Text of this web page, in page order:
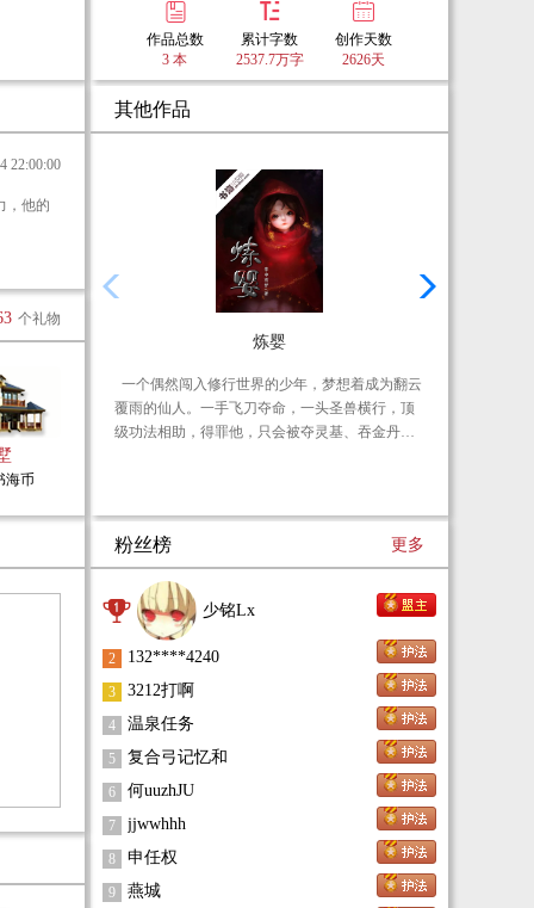
22:00:00
个礼物
海币
作品总数
3 本
累计字数
2537.7万字
创作天数
2626天
其他作品
炼婴
一个偶然闯入修行世界的少年，梦想着成为翻云
覆雨的仙人。一手飞刀夺命，一头圣兽横行，顶
级功法相助，得罪他，只会被夺灵基、吞金丹、
粉丝榜 更多
少铭Lx
2 132****4240
3 3212打啊
4 温泉任务
5 复合弓记忆和
6 何uuzhJU
7 jjwwhhh
8 申任权
9 燕城